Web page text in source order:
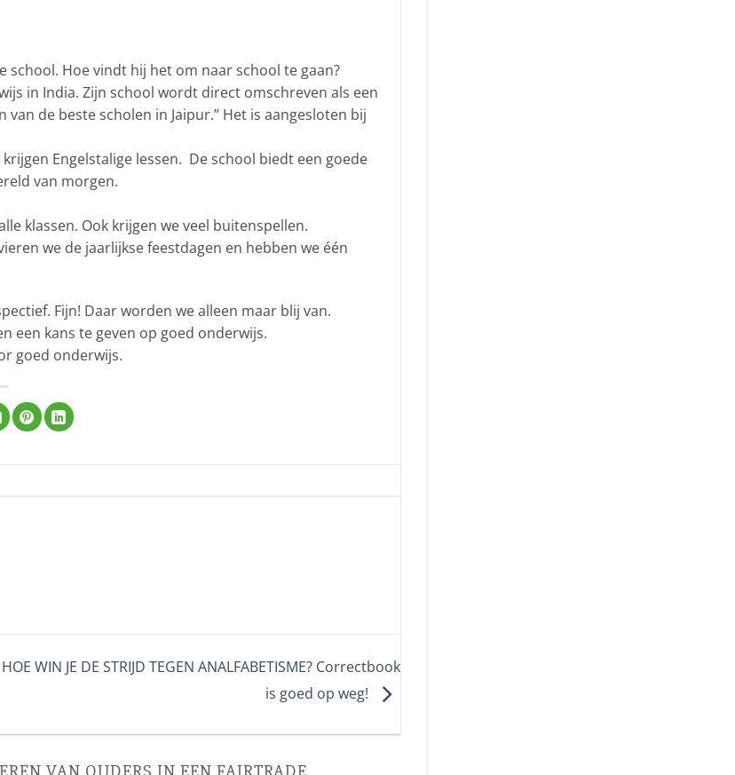
school. Hoe vindt hij het om naar school te gaan?
in India. Zijn school wordt direct omschreven als een
van de beste scholen in Jaipur.” Het is aangesloten bij
Engelstalige lessen. De school biedt een goede
van morgen.
klassen. Ook krijgen we veel buitenspellen.
we de jaarlijkse feestdagen en hebben we één
Fijn! Daar worden we alleen maar blij van.
een kans te geven op goed onderwijs.
goed onderwijs.
HOE WIN JE DE STRIJD TEGEN ANALFABETISME? Correctbook
is goed op weg!